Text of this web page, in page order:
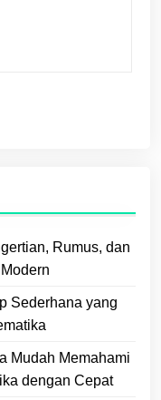
Rumus, dan
Sederhana yang
Mudah Memahami
dengan Cepat